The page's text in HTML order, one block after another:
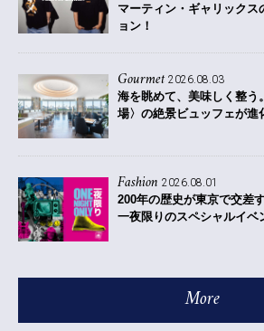
マーティン・ギャリックス
ョン！
Gourmet 2026.08.03
海を眺めて、美味しく整う
場〉の絶景ビュッフェが進
Fashion 2026.08.01
200年の歴史が東京で交差
一夜限りのスペシャルイベ
More